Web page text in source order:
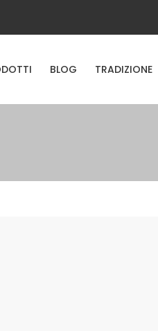
BLOG TRADIZIONE